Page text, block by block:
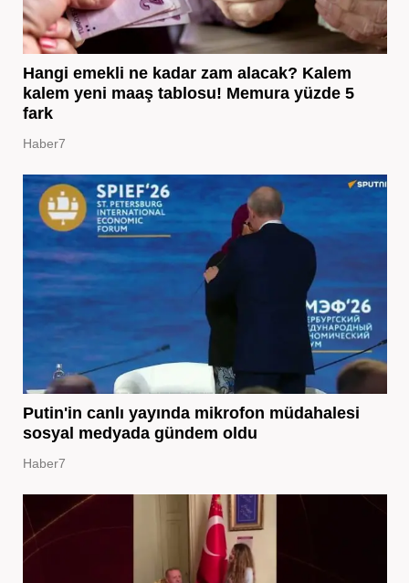
Hangi emekli ne kadar zam alacak? Kalem
kalem yeni maaş tablosu! Memura yüzde 5
fark
Haber7
Putin'in canlı yayında mikrofon müdahalesi
sosyal medyada gündem oldu
Haber7